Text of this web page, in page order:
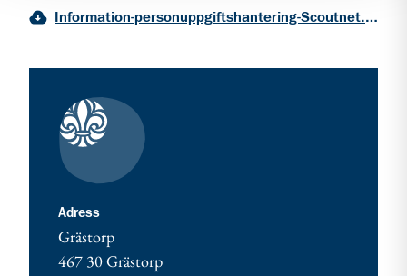
Information-personuppgiftshantering-Scoutnet.pdf (PDF 129 KB)
Kontaktuppgifter
Adressadress för Grästorp - var med och starta!
Grästorp
467 30Grästorp